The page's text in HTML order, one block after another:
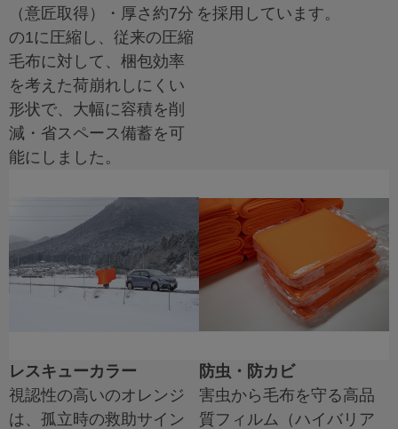
（意匠取得）・厚さ約7分
の1に圧縮し、従来の圧縮
毛布に対して、梱包効率
を考えた荷崩れしにくい
形状で、大幅に容積を削
減・省スペース備蓄を可
能にしました。
を採用しています。
レスキューカラー
防虫・防カビ
視認性の高いのオレンジ
は、孤立時の救助サイン
害虫から毛布を守る高品
質フィルム（ハイバリア